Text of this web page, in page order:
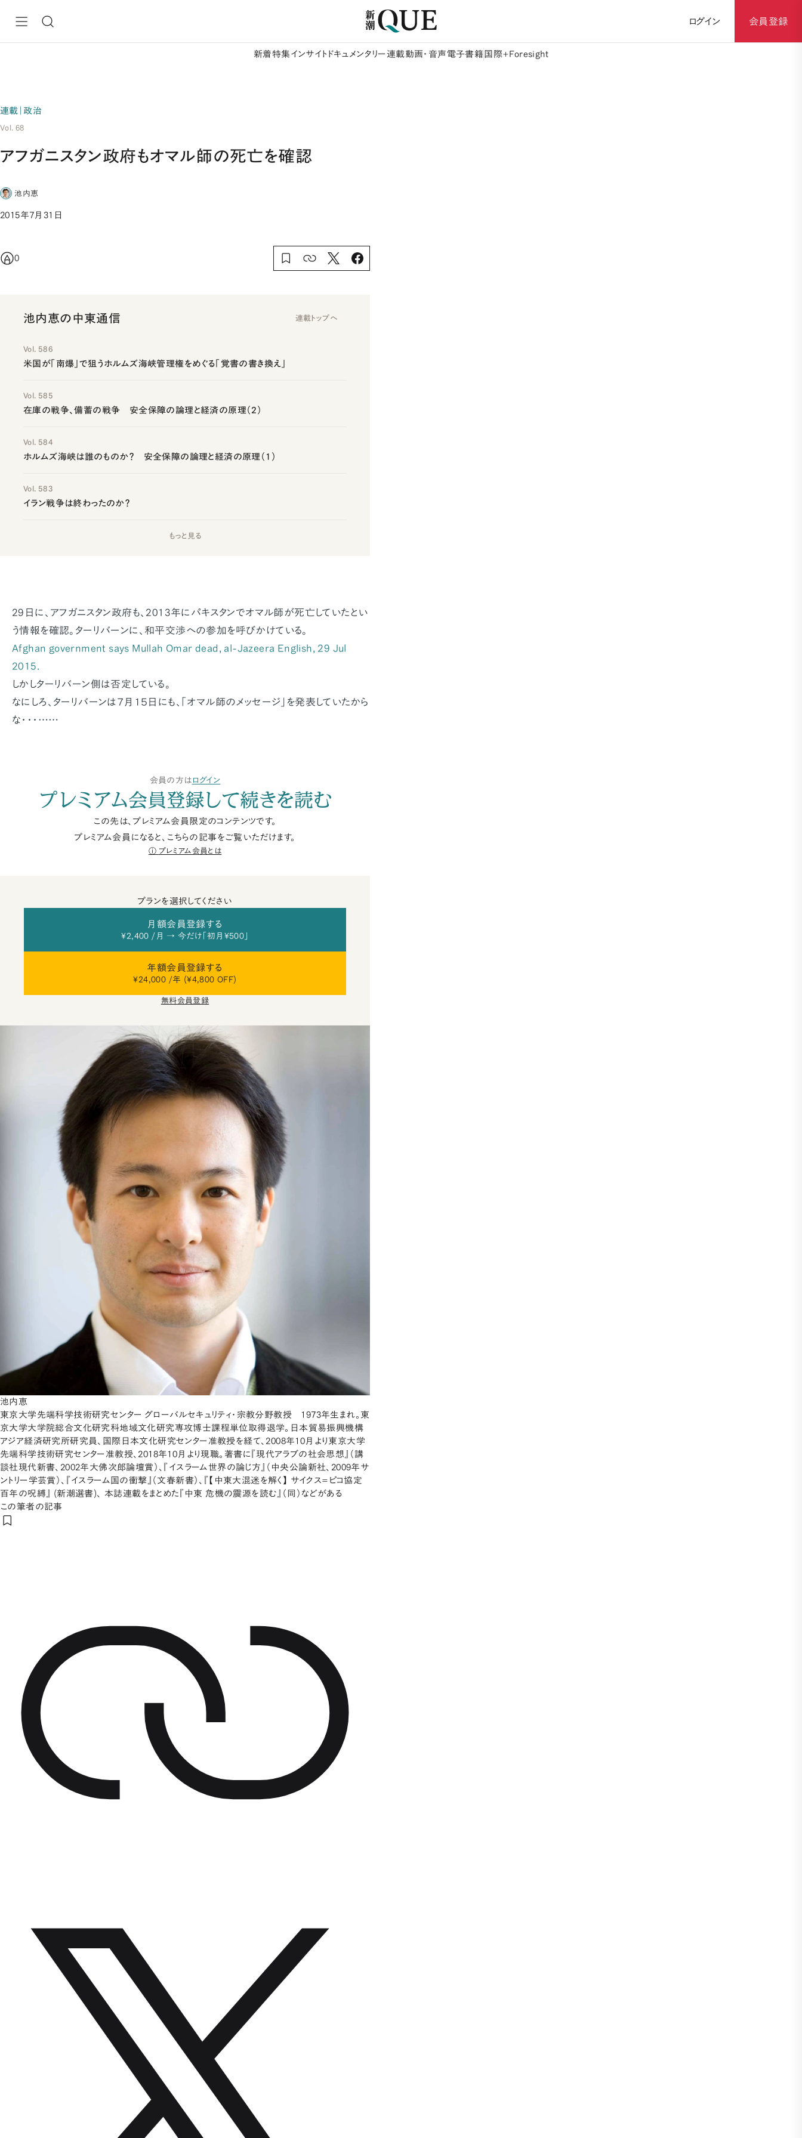
ログイン 会員登録
新着特集 インサイト ドキュメンタリー 連載動画・音声 電子書籍 国際+Foresight
連載｜政治
Vol. 68
アフガニスタン政府もオマル師の死亡を確認
池内恵
2015年7月31日
0
池内恵の中東通信 連載トップへ
Vol. 586
米国が「南爆」で狙うホルムズ海峡管理権をめぐる「覚書の書き換え」
Vol. 585
在庫の戦争、備蓄の戦争 安全保障の論理と経済の原理（2）
Vol. 584
ホルムズ海峡は誰のものか？ 安全保障の論理と経済の原理（1）
Vol. 583
イラン戦争は終わったのか？
もっと見る
29日に、アフガニスタン政府も、2013年にパキスタンでオマル師が死亡していたとい
う情報を確認。ターリバーンに、和平交渉への参加を呼びかけている。
Afghan government says Mullah Omar dead, al-Jazeera English, 29 Jul
2015.
しかしターリバーン側は否定している。
なにしろ、ターリバーンは７月１５日にも、「オマル師のメッセージ」を発表していたから
な・・・……
会員の方は ログイン
プレミアム会員登録して続きを読む
この先は、プレミアム会員限定のコンテンツです。
プレミアム会員になると、こちらの記事をご覧いただけます。
プレミアム会員とは
プランを選択してください
月額会員登録する
¥2,400 /月 → 今だけ「初月¥500」
年額会員登録する
¥24,000 /年 (¥4,800 OFF)
無料会員登録
池内恵
東京大学先端科学技術研究センター グローバルセキュリティ・宗教分野教授 1973年生まれ。東
京大学大学院総合文化研究科地域文化研究専攻博士課程単位取得退学。日本貿易振興機構
アジア経済研究所研究員、国際日本文化研究センター准教授を経て、2008年10月より東京大学
先端科学技術研究センター准教授、2018年10月より現職。著書に『現代アラブの社会思想』（講
談社現代新書、2002年大佛次郎論壇賞）、『イスラーム世界の論じ方』（中央公論新社、2009年サ
ントリー学芸賞）、『イスラーム国の衝撃』（文春新書）、『【中東大混迷を解く】 サイクス=ピコ協定
百年の呪縛』 (新潮選書)、 本誌連載をまとめた『中東 危機の震源を読む』（同）などがある
この筆者の記事